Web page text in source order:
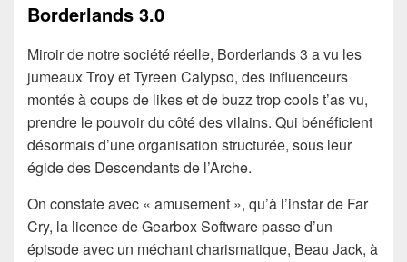
Borderlands 3.0
Miroir de notre société réelle, Borderlands 3 a vu les
jumeaux Troy et Tyreen Calypso, des influenceurs
montés à coups de likes et de buzz trop cools t’as vu,
prendre le pouvoir du côté des vilains. Qui bénéficient
désormais d’une organisation structurée, sous leur
égide des Descendants de l’Arche.
On constate avec « amusement », qu’à l’instar de Far
Cry, la licence de Gearbox Software passe d’un
épisode avec un méchant charismatique, Beau Jack, à